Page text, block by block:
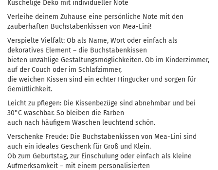
Kuschelige Deko mit individueller Note
Verleihe deinem Zuhause eine persönliche Note mit den
zauberhaften Buchstabenkissen von Mea-Lini!
Verspielte Vielfalt: Ob als Name, Wort oder einfach als
dekoratives Element – die Buchstabenkissen
bieten unzählige Gestaltungsmöglichkeiten. Ob im Kinderzimmer,
auf der Couch oder im Schlafzimmer,
die weichen Kissen sind ein echter Hingucker und sorgen für
Gemütlichkeit.
Leicht zu pflegen: Die Kissenbezüge sind abnehmbar und bei
30°C waschbar. So bleiben die Farben
auch nach häufigem Waschen leuchtend schön.
Verschenke Freude: Die Buchstabenkissen von Mea-Lini sind
auch ein ideales Geschenk für Groß und Klein.
Ob zum Geburtstag, zur Einschulung oder einfach als kleine
Aufmerksamkeit – mit einem personalisierten